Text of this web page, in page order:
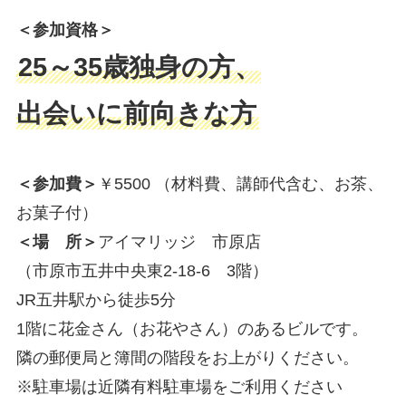
＜参加資格＞
25～35歳独身の方、
出会いに前向きな方
＜参加費＞ ￥5500 （材料費、講師代含む、お茶、
お菓子付）
＜場 所＞ アイマリッジ 市原店
（市原市五井中央東2-18-6 3階）
JR五井駅から徒歩5分
1階に花金さん（お花やさん）のあるビルです。
隣の郵便局と簿間の階段をお上がりください。
※駐車場は近隣有料駐車場をご利用ください